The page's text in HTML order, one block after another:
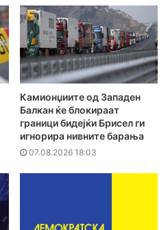
Камионџиите од Западен
Балкан ќе блокираат
граници бидејќи Брисел ги
игнорира нивните барања
07.08.2026 18:03